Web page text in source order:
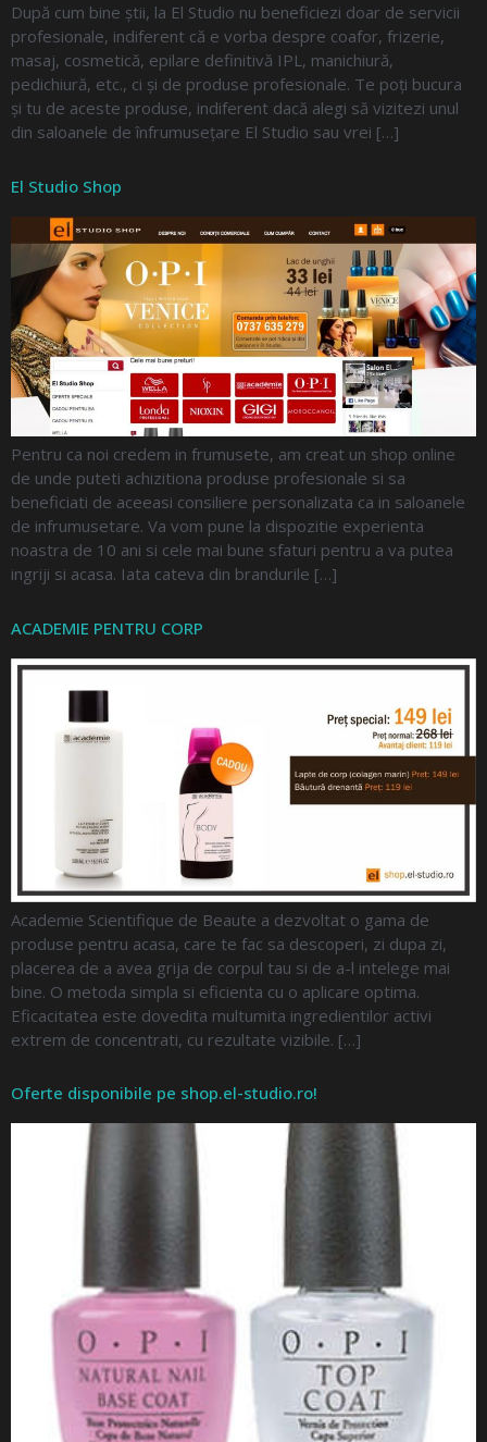
După cum bine știi, la El Studio nu beneficiezi doar de servicii
profesionale, indiferent că e vorba despre coafor, frizerie,
masaj, cosmetică, epilare definitivă IPL, manichiură,
pedichiură, etc., ci și de produse profesionale. Te poți bucura
și tu de aceste produse, indiferent dacă alegi să vizitezi unul
din saloanele de înfrumusețare El Studio sau vrei […]
El Studio Shop
Pentru ca noi credem in frumusete, am creat un shop online
de unde puteti achizitiona produse profesionale si sa
beneficiati de aceeasi consiliere personalizata ca in saloanele
de infrumusetare. Va vom pune la dispozitie experienta
noastra de 10 ani si cele mai bune sfaturi pentru a va putea
ingriji si acasa. Iata cateva din brandurile […]
ACADEMIE PENTRU CORP
Academie Scientifique de Beaute a dezvoltat o gama de
produse pentru acasa, care te fac sa descoperi, zi dupa zi,
placerea de a avea grija de corpul tau si de a-l intelege mai
bine. O metoda simpla si eficienta cu o aplicare optima.
Eficacitatea este dovedita multumita ingredientilor activi
extrem de concentrati, cu rezultate vizibile. […]
Oferte disponibile pe shop.el-studio.ro!